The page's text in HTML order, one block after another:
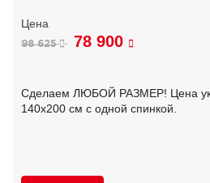
98 625 78 900
Сделаем ЛЮБОЙ РАЗМЕР! Цена
140х200 см с одной спинкой.